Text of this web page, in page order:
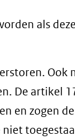
als
Ook
De artikel
en zogen
niet